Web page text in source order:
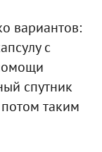
вариантов:
с
спутник
таким